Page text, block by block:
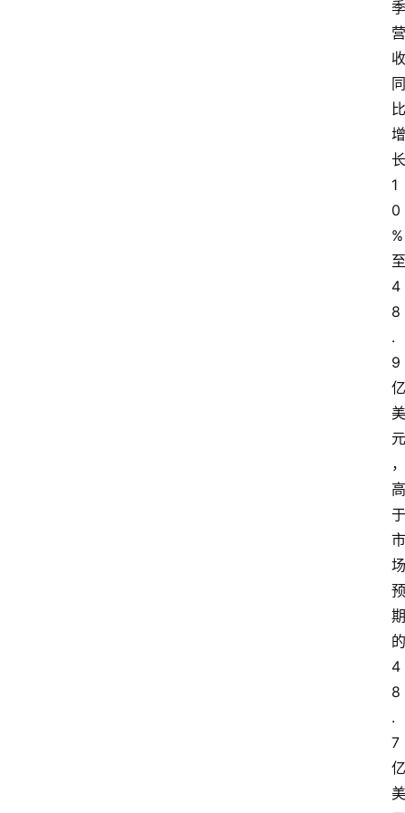
季
营
收
同
比
增
长
1
0
%
至
4
8
.
9
亿
美
元
，
高
于
市
场
预
期
的
4
8
.
7
亿
美